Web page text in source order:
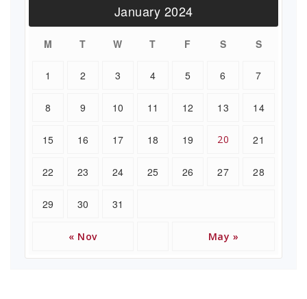
January 2024
M T W T F S S
« Nov May »
1 2 3 4 5 6 7
8 9 10 11 12 13 14
15 16 17 18 19 20 21
22 23 24 25 26 27 28
29 30 31